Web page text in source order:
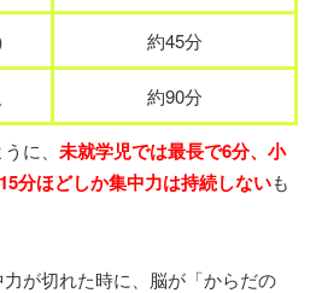
約45分
約90分
に、 未就学児では最長で6分、小
分ほどしか集中力は持続しないも
が切れた時に、脳が「からだの